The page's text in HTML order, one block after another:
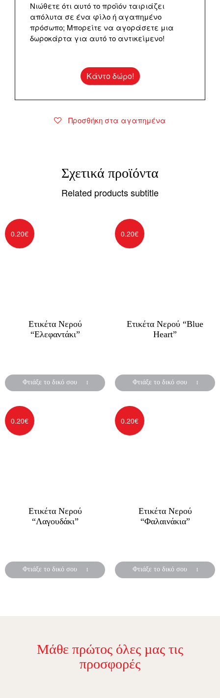
Νιώθετε ότι αυτό το προϊόν ταιριάζει
απόλυτα σε ένα φίλο ή αγαπημένο
πρόσωπο; Μπορείτε να αγοράσετε μια
δωροκάρτα για αυτό το αντικείμενο!
Κάντο δώρο!
Προσθήκη στα αγαπημένα
Σχετικά προϊόντα
Related products subtitle
Ετικέτα Νερού
“Ελεφαντάκι”
0.20€
Φτιάξε το δικό σου
Ετικέτα Νερού “Blue
Heart”
0.20€
Φτιάξε το δικό σου
Ετικέτα Νερού
“Λαγουδάκι”
0.20€
Φτιάξε το δικό σου
Ετικέτα Νερού
“Φαλαινάκια”
0.20€
Φτιάξε το δικό σου
Μάθε πρώτος όλες µας τις
προσφορές